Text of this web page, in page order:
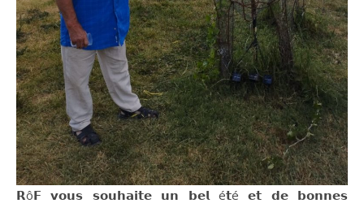
𝗥ô𝗙 𝘃𝗼𝘂𝘀 𝘀𝗼𝘂𝗵𝗮𝗶𝘁𝗲 𝘂𝗻 𝗯𝗲𝗹 é𝘁é 𝗲𝘁 𝗱𝗲 𝗯𝗼𝗻𝗻𝗲𝘀